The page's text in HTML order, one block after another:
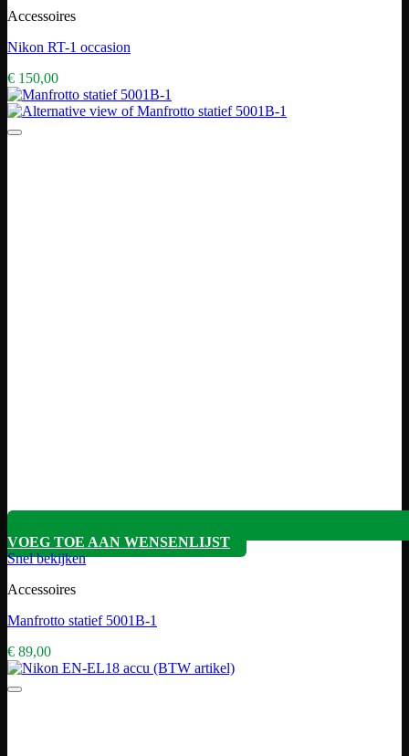
Accessoires
Nikon RT-1 occasion
€ 150,00
VOEG TOE AAN WENSENLIJST
Snel bekijken
Accessoires
Manfrotto statief 5001B-1
€ 89,00